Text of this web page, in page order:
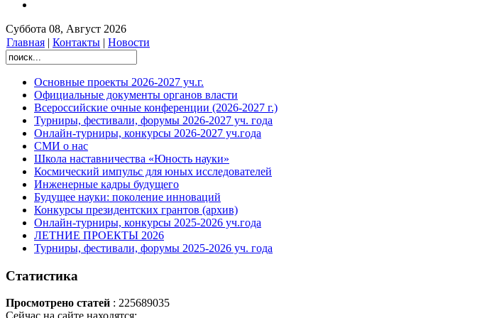
Суббота 08, Август 2026
Главная | Контакты | Новости
Основные проекты 2026-2027 уч.г.
Официальные документы органов власти
Всероссийские очные конференции (2026-2027 г.)
Турниры, фестивали, форумы 2026-2027 уч. года
Онлайн-турниры, конкурсы 2026-2027 уч.года
СМИ о нас
Школа наставничества «Юность науки»
Космический импульс для юных исследователей
Инженерные кадры будущего
Будущее науки: поколение инноваций
Конкурсы президентских грантов (архив)
Онлайн-турниры, конкурсы 2025-2026 уч.года
ЛЕТНИЕ ПРОЕКТЫ 2026
Турниры, фестивали, форумы 2025-2026 уч. года
Статистика
Просмотрено статей : 225689035